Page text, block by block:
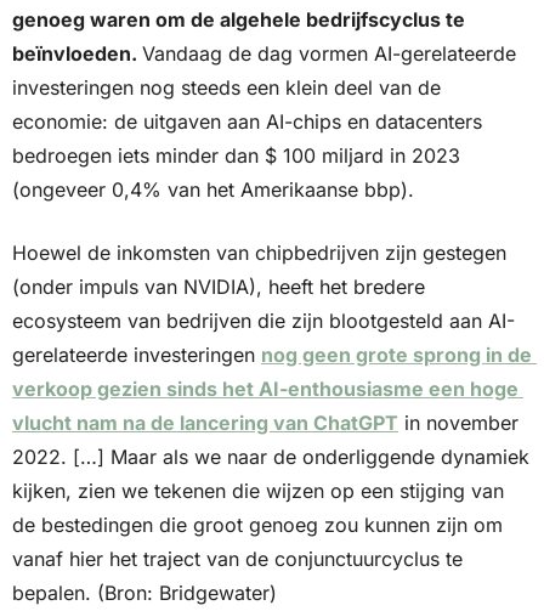
genoeg waren om de algehele bedrijfscyclus te
beïnvloeden. Vandaag de dag vormen AI-gerelateerde
investeringen nog steeds een klein deel van de
economie: de uitgaven aan AI-chips en datacenters
bedroegen iets minder dan $ 100 miljard in 2023
(ongeveer 0,4% van het Amerikaanse bbp).
Hoewel de inkomsten van chipbedrijven zijn gestegen
(onder impuls van NVIDIA), heeft het bredere
ecosysteem van bedrijven die zijn blootgesteld aan AI-
gerelateerde investeringen nog geen grote sprong in de
verkoop gezien sinds het AI-enthousiasme een hoge
vlucht nam na de lancering van ChatGPT in november
2022. […] Maar als we naar de onderliggende dynamiek
kijken, zien we tekenen die wijzen op een stijging van
de bestedingen die groot genoeg zou kunnen zijn om
vanaf hier het traject van de conjunctuurcyclus te
bepalen. (Bron: Bridgewater)